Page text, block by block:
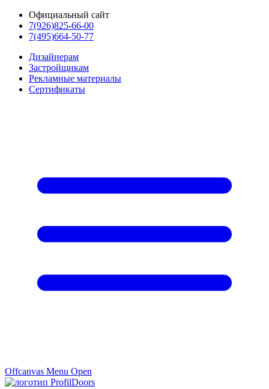
Официальный сайт
7(926)825-66-00
7(495)664-50-77
Дизайнерам
Застройщикам
Рекламные материалы
Сертификаты
Offcanvas Menu Open